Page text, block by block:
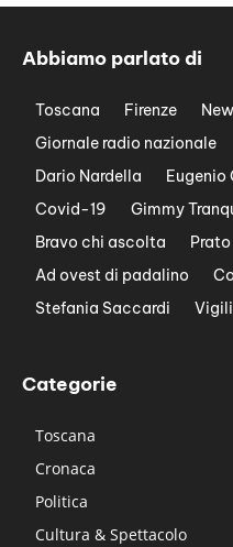
Abbiamo parlato di
Toscana Firenze
Giornale radio nazionale
Dario Nardella
Eugenio
Covid-19
Gimmy
Bravo chi ascolta
Prato
Ad ovest di padalino
Stefania Saccardi
Categorie
Toscana
Cronaca
Politica
Cultura & Spettacolo